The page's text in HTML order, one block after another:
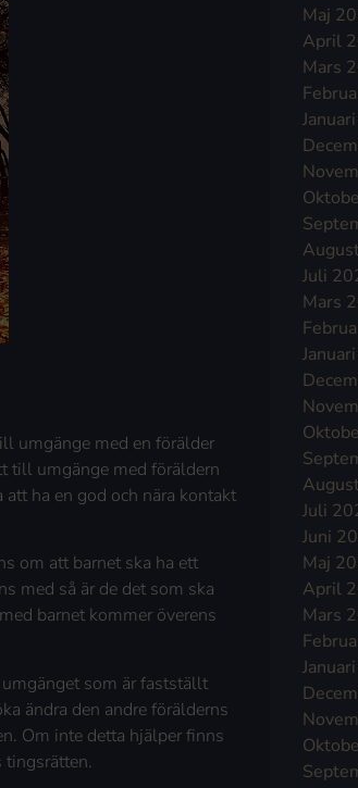
umgänge med en förälder
till umgänge med föräldern
ha en god och nära kontakt
om att barnet ska ha ett
med så är de det som ska
barnet kommer överens
som är fastställt
ändra den andre förälderns
Om inte detta hjälper finns
Maj
April
Mars
Juli
Mars
Juli
Juni
Maj
April
Mars